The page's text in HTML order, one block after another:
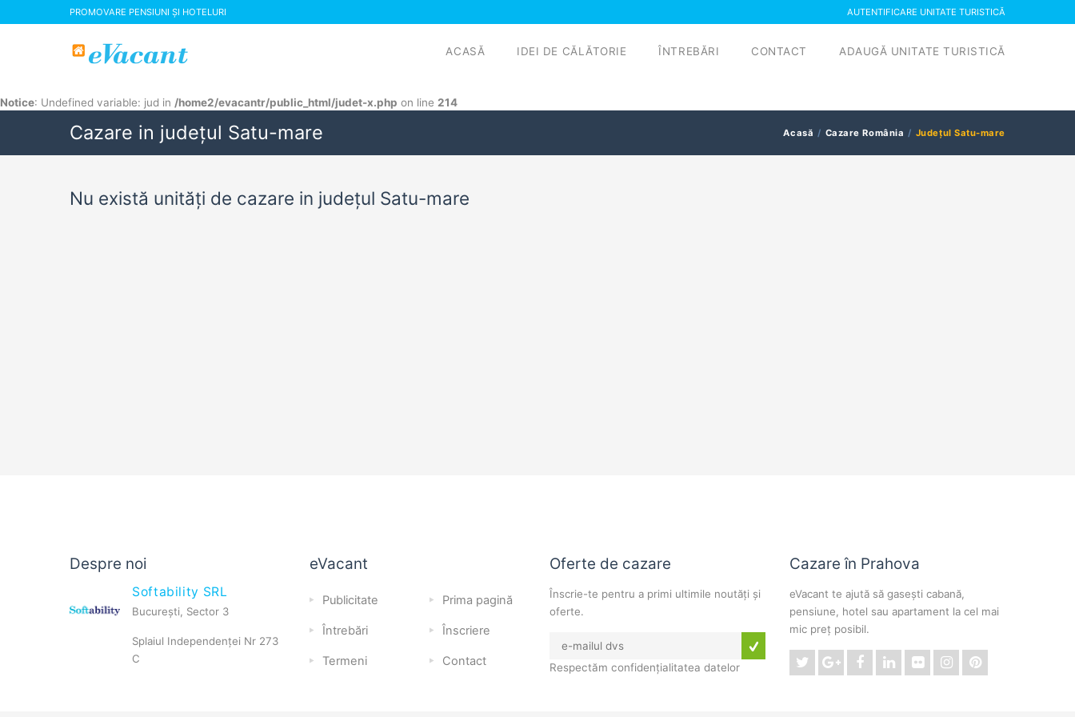
PROMOVARE PENSIUNI ȘI HOTELURI AUTENTIFICARE UNITATE TURISTICĂ
ACASĂ IDEI DE CĂLĂTORIE ÎNTREBĂRI CONTACT ADAUGĂ UNITATE TURISTICĂ
Notice: Undefined variable: jud in /home2/evacantr/public_html/judet-x.php on line 214
Cazare in județul Satu-mare Acasă Cazare România Județul Satu-mare
Nu există unități de cazare in județul Satu-mare
Despre noi
Softability SRL
București, Sector 3
Splaiul Independenței Nr 273
C
eVacant
Publicitate Prima pagină
Întrebări Înscriere
Termeni Contact
Oferte de cazare
Înscrie-te pentru a primi ultimile noutăți și
oferte.
Respectăm confidențialitatea datelor
Cazare în Prahova
eVacant te ajută să gasești cabană,
pensiune, hotel sau apartament la cel mai
mic preț posibil.